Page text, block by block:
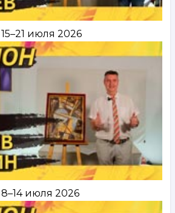
июля 2026
июля 2026